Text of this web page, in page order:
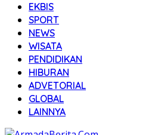
EKBIS
SPORT
NEWS
WISATA
PENDIDIKAN
HIBURAN
ADVETORIAL
GLOBAL
LAINNYA